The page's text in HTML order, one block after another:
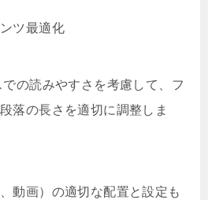
ンツ最適化
の読みやすさを考慮して、フ
落の長さを適切に調整しま
動画）の適切な配置と設定も